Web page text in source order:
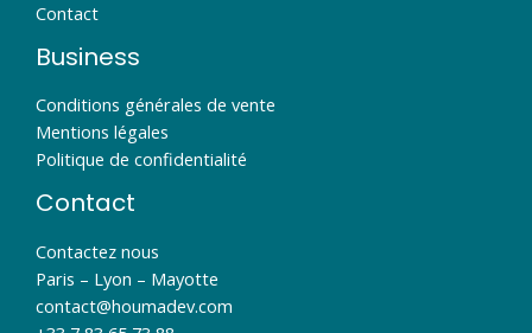
Contact
Business
Conditions générales de vente
Mentions légales
Politique de confidentialité
Contact
Contactez nous
Paris – Lyon – Mayotte
contact@houmadev.com​